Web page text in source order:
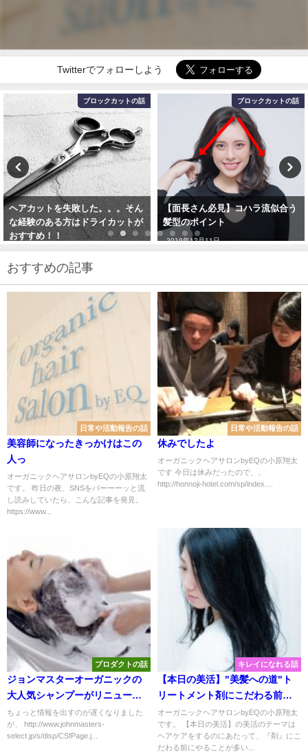
Twitterでフォローしよう
ブロックカットの話
【面長さん必見】コハラ流似合う
髪型のポイント
2019年12月11日
髪質改善の話
【美容師推奨】トリートメント前
にするマイナスケアとは？？？
2022年4月27日
おすすめの記事
日常や活動報告の話
美容師になったきっかけはこの
人っ
オーガニックヘアサロンbyEQの小原翔太
です。 昨日の夜、SNSをバーーーッと流
し読みしていたら、こんな記事を発見。
https://www...
日常や活動報告の話
休みでしたよ
オーガニックヘアサロンbyEQの小原翔太
です 今日は休みだったので、、
http://honnoji-hotel.com/sp/index....
プロダクトの話
ジョンマスターオーガニックの
大人気シャンプーがリニューア
ルしてさらに使いやすくなった
らしい
ちょっと情報を出すのが遅くなりました
が、 http://www.johnmasters-
select.jp/s/disp/CSfPage.j...
キレイになれる話
【本日の美活】"美髪への道"ト
リートメント剤にこだわる前
に、、、
オーガニックヘアサロンbyEQの小原翔太
です。 【本日の美活】の美活のテーマは
ヘアケアをするのにあたって、『剤』にこ
だわる前にやることが多い...